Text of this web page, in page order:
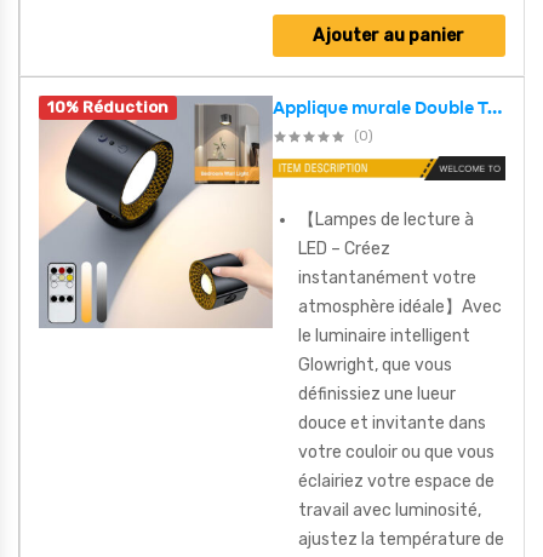
Ajouter au panier
10% Réduction Applique murale Double Tète avec 3 températures de couleur et 3 niveaux de luminosité 1Pcs – مصباح حائط مثالي لغرف النوم
(0)
【Lampes de lecture à
LED – Créez
instantanément votre
atmosphère idéale】Avec
le luminaire intelligent
Glowright, que vous
définissiez une lueur
douce et invitante dans
votre couloir ou que vous
éclairiez votre espace de
travail avec luminosité,
ajustez la température de